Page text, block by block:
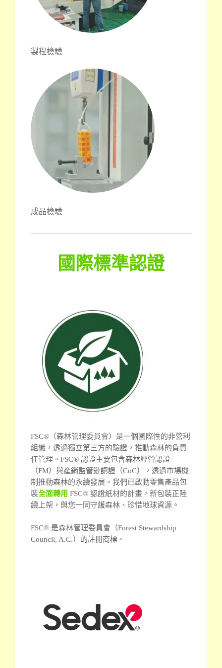
製程檢驗
成品檢驗
國際標準認證
FSC®（森林管理委員會）是一個國際性的非營利
組織，透過獨立第三方的驗證，推動森林的負責
任管理。 FSC® 認證主要包含森林經營認證
（FM）與產銷監管鏈認證（CoC），透過市場機
制推動森林的永續發展。我們已啟動零售產品包
裝全面轉用 FSC® 認證紙材的計畫，新包裝正陸
續上架，與您一同守護森林、珍惜地球資源。
FSC® 是森林管理委員會（Forest Stewardship
Council, A.C.）的註冊商標。